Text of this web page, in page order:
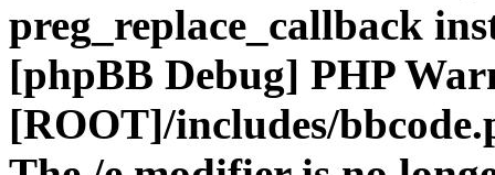
preg_replace_callback
[phpBB Debug] PHP
[ROOT]/includes/